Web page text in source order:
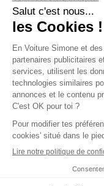
Avec
Pousser le